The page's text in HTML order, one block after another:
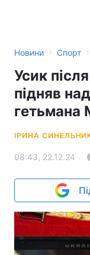
Новини › Спорт ›
Усик
підняв
гетьмана
ІРИНА
08:43, 22.12.24